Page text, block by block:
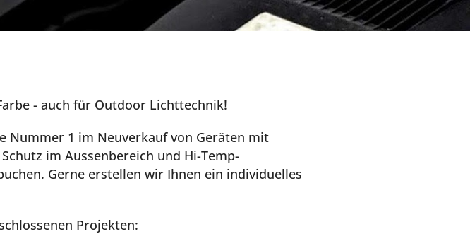
- auch für Outdoor Lichttechnik!
Nummer 1 im Neuverkauf von Geräten mit
im Aussenbereich und Hi-Temp-
Gerne erstellen wir Ihnen ein individuelles
Projekten: